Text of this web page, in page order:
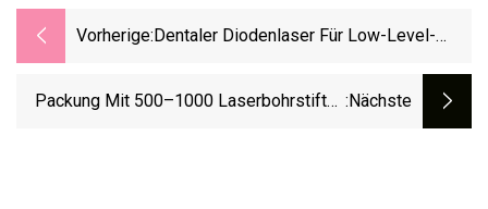
Vorherige: Dentaler Diodenlaser Für Low-Level-
Modulation (PBM) / Zahnaufhellung
Packung Mit 500–1000 Laserbohrstiften :nächste